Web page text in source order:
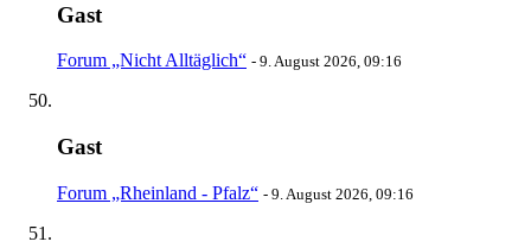
Gast
Forum „Nicht Alltäglich“ - 9. August 2026, 09:16
Gast
Forum „Rheinland - Pfalz“ - 9. August 2026, 09:16